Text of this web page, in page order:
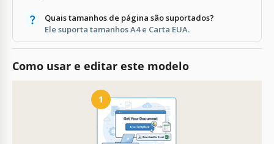
Quais tamanhos de página são suportados?
Ele suporta tamanhos A4 e Carta EUA.
Como usar e editar este modelo
1